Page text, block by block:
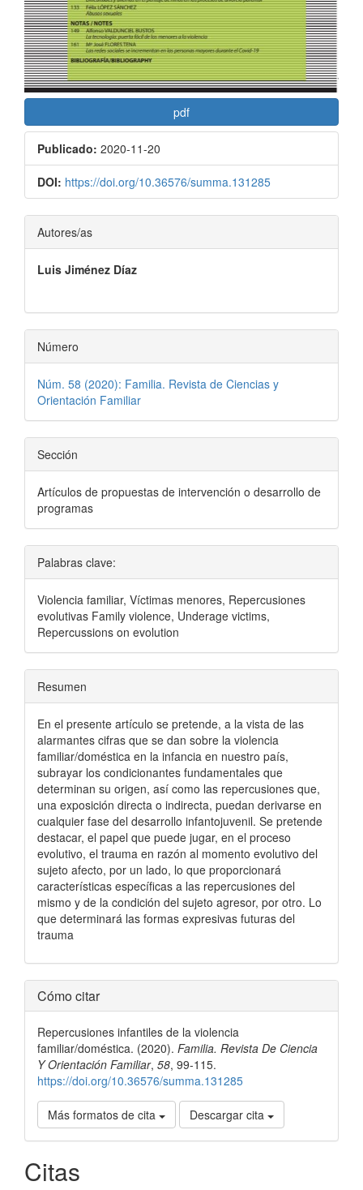
pdf
Publicado: 2020-11-20
DOI: https://doi.org/10.36576/summa.131285
Contenido
principal
del
artículo
Autores/as
Luis Jiménez Díaz
Número
Núm. 58 (2020): Familia. Revista de Ciencias y
Orientación Familiar
Sección
Artículos de propuestas de intervención o desarrollo de
programas
Palabras clave:
Violencia familiar, Víctimas menores, Repercusiones
evolutivas Family violence, Underage victims,
Repercussions on evolution
Resumen
En el presente artículo se pretende, a la vista de las
alarmantes cifras que se dan sobre la violencia
familiar/doméstica en la infancia en nuestro país,
subrayar los condicionantes fundamentales que
determinan su origen, así como las repercusiones que,
una exposición directa o indirecta, puedan derivarse en
cualquier fase del desarrollo infantojuvenil. Se pretende
destacar, el papel que puede jugar, en el proceso
evolutivo, el trauma en razón al momento evolutivo del
sujeto afecto, por un lado, lo que proporcionará
características específicas a las repercusiones del
mismo y de la condición del sujeto agresor, por otro. Lo
que determinará las formas expresivas futuras del
trauma
Detalles
del
artículo
Cómo citar
Repercusiones infantiles de la violencia
familiar/doméstica. (2020). Familia. Revista De Ciencia
Y Orientación Familiar, 58, 99-115.
https://doi.org/10.36576/summa.131285
Más formatos de cita Descargar cita
Citas